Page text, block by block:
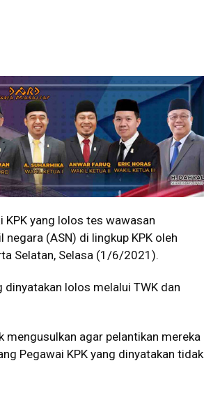
KPK yang lolos tes wawasan
(ASN) di lingkup KPK oleh
Selatan, Selasa (1/6/2021).
dinyatakan lolos melalui TWK dan
mengusulkan agar pelantikan mereka
Pegawai KPK yang dinyatakan tidak